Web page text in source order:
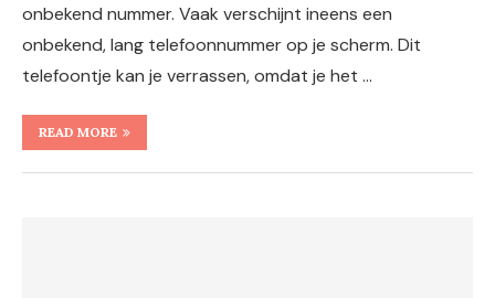
onbekend nummer. Vaak verschijnt ineens een
onbekend, lang telefoonnummer op je scherm. Dit
telefoontje kan je verrassen, omdat je het …
READ MORE